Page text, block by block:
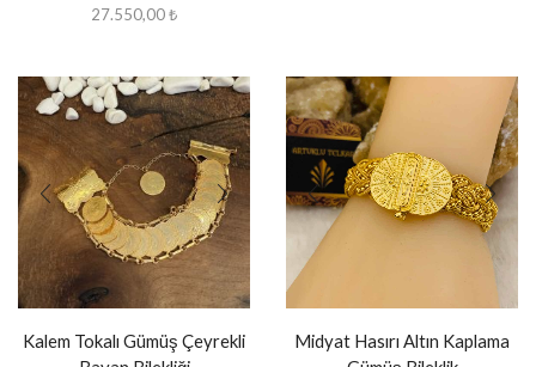
27.550,00₺
Kalem Tokalı Gümüş Çeyrekli
Midyat Hasırı Altın Kaplama